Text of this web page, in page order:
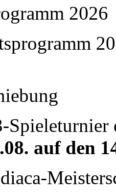
2026
Spieleturnier
auf den